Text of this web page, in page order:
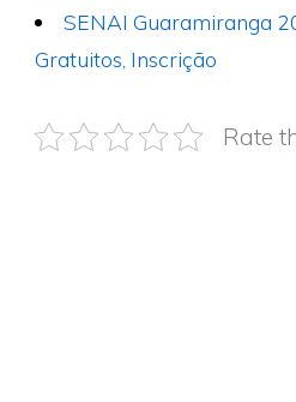
SENAI Guaramiranga
Gratuitos, Inscrição
Rate